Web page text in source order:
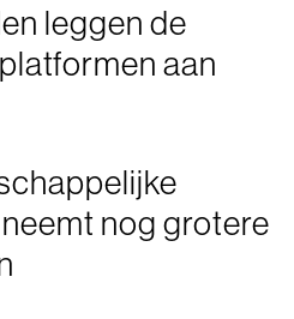
leggen de
aan
nog grotere